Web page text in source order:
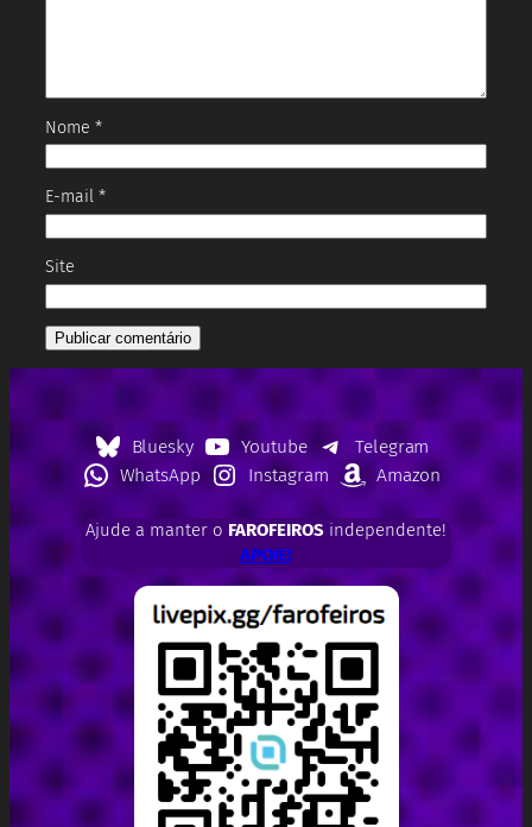
Nome *
E-mail *
Site
Bluesky Youtube
Telegram
WhatsApp
Instagram Amazon
Ajude a manter o FAROFEIROSindependente!
APOIE!